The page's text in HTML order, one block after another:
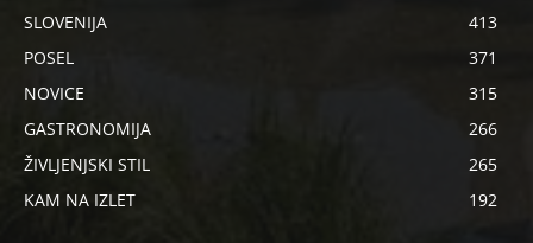
SLOVENIJA
413
POSEL
371
NOVICE
315
GASTRONOMIJA
266
ŽIVLJENJSKI STIL
265
KAM NA IZLET
192